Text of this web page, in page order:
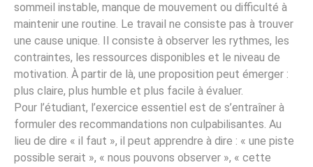
sommeil instable, manque de mouvement ou difficulté à
maintenir une routine. Le travail ne consiste pas à trouver
une cause unique. Il consiste à observer les rythmes, les
contraintes, les ressources disponibles et le niveau de
motivation. À partir de là, une proposition peut émerger :
plus claire, plus humble et plus facile à évaluer.
Pour l’étudiant, l’exercice essentiel est de s’entraîner à
formuler des recommandations non culpabilisantes. Au
lieu de dire « il faut », il peut apprendre à dire : « une piste
possible serait », « nous pouvons observer », « cette